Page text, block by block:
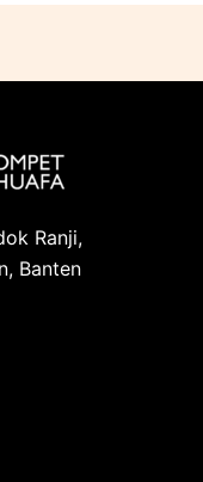
Ranji,
Banten